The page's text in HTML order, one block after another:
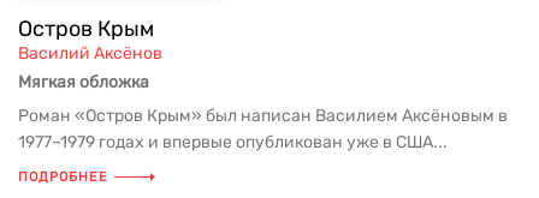
Остров Крым
Василий Аксёнов
Мягкая обложка
Роман «Остров Крым» был написан Василием Аксёновым в
1977–1979 годах и впервые опубликован уже в США...
ПОДРОБНЕЕ